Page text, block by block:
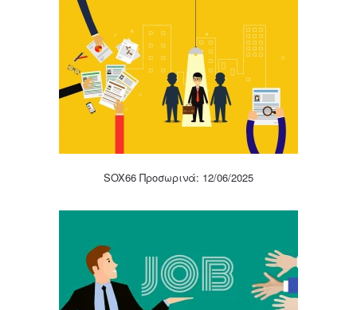
SOX66 Προσωρινά: 12/06/2025